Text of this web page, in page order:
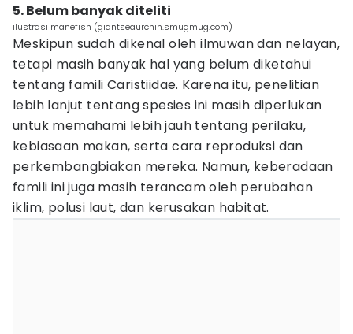
5. Belum banyak diteliti
ilustrasi manefish (giantseaurchin.smugmug.com)
Meskipun sudah dikenal oleh ilmuwan dan nelayan,
tetapi masih banyak hal yang belum diketahui
tentang famili Caristiidae. Karena itu, penelitian
lebih lanjut tentang spesies ini masih diperlukan
untuk memahami lebih jauh tentang perilaku,
kebiasaan makan, serta cara reproduksi dan
perkembangbiakan mereka. Namun, keberadaan
famili ini juga masih terancam oleh perubahan
iklim, polusi laut, dan kerusakan habitat.